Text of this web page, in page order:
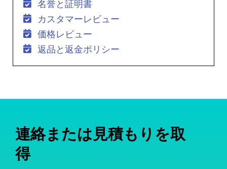
名誉と証明書
カスタマーレビュー
価格レビュー
返品と返金ポリシー
連絡または見積もりを取
得